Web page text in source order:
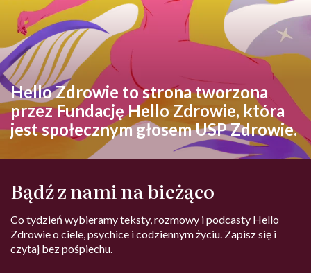
Hello Zdrowie to strona tworzona
przez Fundację Hello Zdrowie, która
jest społecznym głosem USP Zdrowie.
Bądź z nami na bieżąco
Co tydzień wybieramy teksty, rozmowy i podcasty Hello
Zdrowie o ciele, psychice i codziennym życiu. Zapisz się i
czytaj bez pośpiechu.